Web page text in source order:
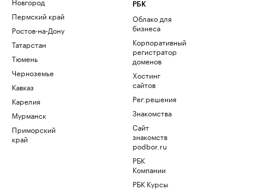
Пермский край
Ростов-на-Дону
Татарстан
Тюмень
Черноземье
Кавказ
Карелия
Мурманск
Приморский
край
РБК
Облако для
бизнеса
Корпоративный
регистратор
доменов
Хостинг
сайтов
Рег.решения
Знакомства
Сайт
знакомств
podbor.ru
РБК
Компании
РБК Курсы